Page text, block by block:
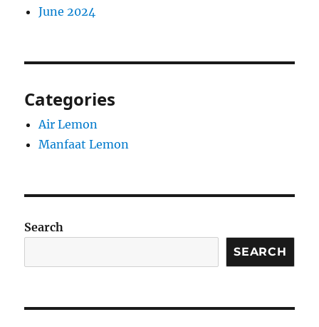
June 2024
Categories
Air Lemon
Manfaat Lemon
Search
SEARCH